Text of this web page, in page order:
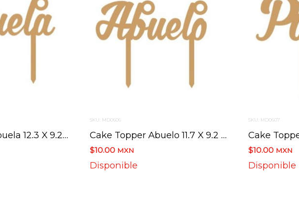
Cake Topper Abuela 12.3 X 9.2 Cm
SKU: MD0606
Cake Topper Abuelo 11.7 X 9.2 Cm
$10.00 MXN
Disponible
SKU: MD0607
$10.00 MXN
Disponible